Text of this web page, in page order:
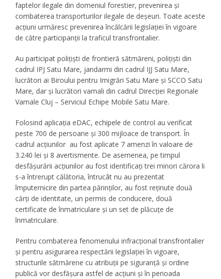
faptelor ilegale din domeniul forestier, prevenirea și
combaterea transporturilor ilegale de deșeuri. Toate aceste
acțiuni urmăresc prevenirea încălcării legislației în vigoare
de către participanții la traficul transfrontalier.
Au participat polițiști de frontieră sătmăreni, polițiști din
cadrul IPJ Satu Mare, jandarmi din cadrul IJJ Satu Mare,
lucrători ai Biroului pentru Imigrări Satu Mare și SCCO Satu
Mare, dar și lucrători vamali din cadrul Direcției Regionale
Vamale Cluj – Serviciul Echipe Mobile Satu Mare.
Folosind aplicația eDAC, echipele de control au verificat
peste 700 de persoane și 300 mijloace de transport. În
cadrul acțiunilor au fost aplicate 7 amenzi în valoare de
3.240 lei și 8 avertismente. De asemenea, pe timpul
desfășurării acțiunilor au fost identificați trei minori cărora li
s-a întrerupt călătoria, întrucât nu au prezentat
împuternicire din partea părinților, au fost reținute două
cărți de identitate, un permis de conducere, două
certificate de înmatriculare și un set de plăcuțe de
înmatriculare.
Pentru combaterea fenomenului infracțional transfrontalier
și pentru asigurarea respectării legislației în vigoare,
structurile sătmărene cu atribuții pe siguranță și ordine
publică vor desfășura astfel de acțiuni și în perioada